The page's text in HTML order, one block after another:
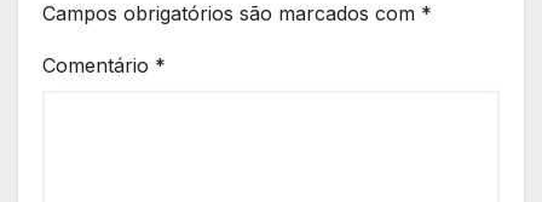
Campos obrigatórios são marcados com *
Comentário *